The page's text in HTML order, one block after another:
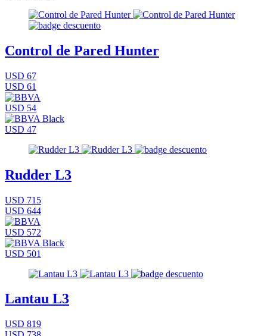
Control de Pared Hunter
USD 67
USD 61
USD 54
USD 47
Rudder L3
USD 715
USD 644
USD 572
USD 501
Lantau L3
USD 819